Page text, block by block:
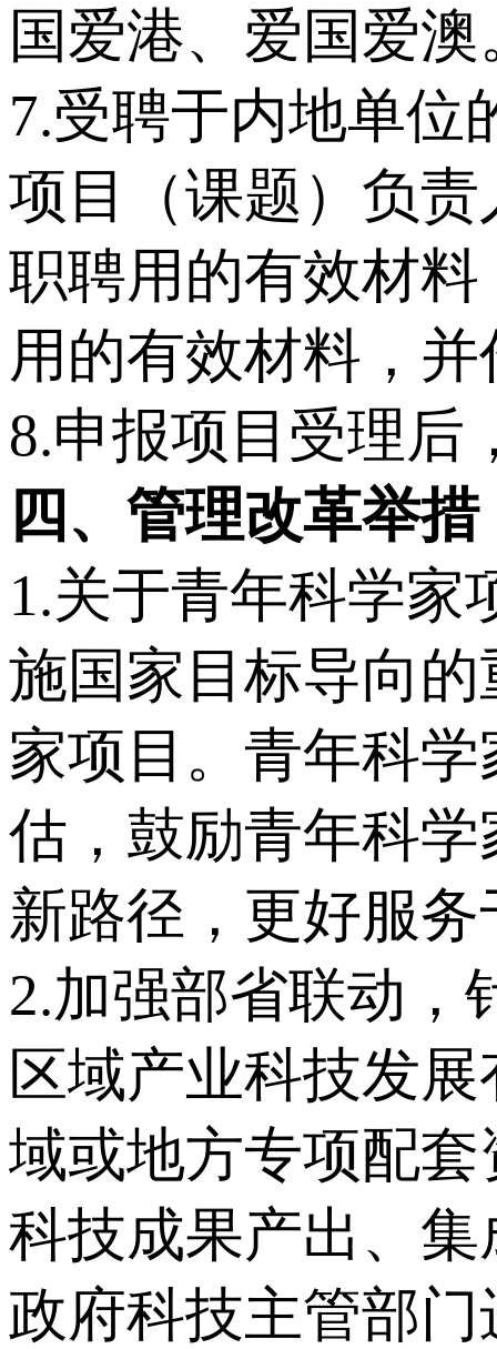
国爱港、爱国爱澳
7.受聘于内地单位
项目（课题）负
职聘用的有效材
用的有效材料，
8.申报项目受理后
四 、管理改革举措
1.关于青年科学家
施国家目标导向
家项目。青年科
估，鼓励青年科
新路径，更好服
2.加强部省联动，
区域产业科技发
域或地方专项配
科技成果产出、
政府科技主管部